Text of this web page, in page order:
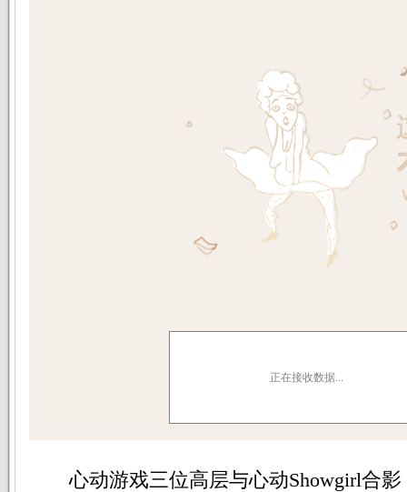
心动游戏三位高层与心动Showgirl合影
正在接收数据...